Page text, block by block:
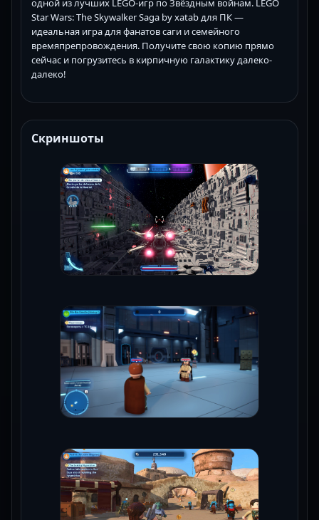
Star Wars: The Skywalker Saga by xatab для ПК —
идеальная игра для фанатов саги и семейного
времяпрепровождения. Получите свою копию прямо
сейчас и погрузитесь в кирпичную галактику далеко-
далеко!
Скриншоты